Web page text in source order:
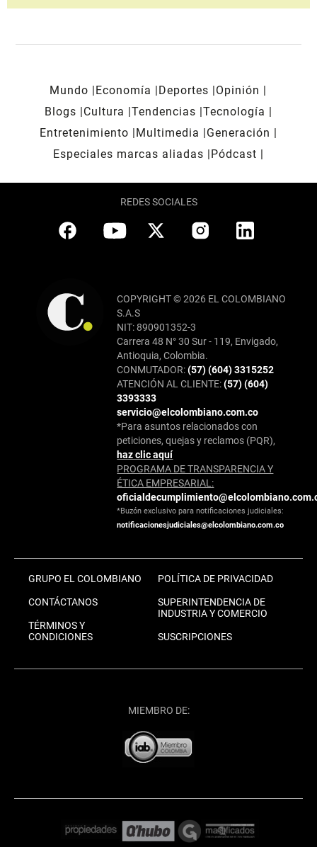
Mundo Economía Deportes
Opinión
Blogs
Cultura Tendencias Tecnología
Entretenimiento
Multimedia
Generación
Especiales marcas aliadas
Pódcast
REDES SOCIALES
COPYRIGHT © 2026 EL COLOMBIANO
S.A.S
NIT: 890901352-3
Carrera 48 N° 30 Sur - 119, Envigado,
Antioquia, Colombia.
CONMUTADOR:(57) (604) 3315252
ATENCIÓN AL CLIENTE:(57) (604)
3393333
servicio@elcolombiano.com.co
*Para asuntos relacionados con
peticiones, quejas y reclamos (PQR),
haz clic aquí
PROGRAMA DE TRANSPARENCIA Y
ÉTICA EMPRESARIAL:
*Buzón exclusivo para notificaciones judiciales:
notificacionesjudiciales@elcolombiano.com.co
GRUPO EL COLOMBIANO
CONTÁCTANOS
TÉRMINOS Y
CONDICIONES
POLÍTICA DE PRIVACIDAD
SUPERINTENDENCIA DE
INDUSTRIA Y COMERCIO
SUSCRIPCIONES
MIEMBRO DE: